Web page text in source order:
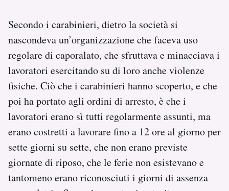
Secondo i carabinieri, dietro la società si
nascondeva un’organizzazione che faceva uso
regolare di caporalato, che sfruttava e minacciava i
lavoratori esercitando su di loro anche violenze
fisiche. Ciò che i carabinieri hanno scoperto, e che
poi ha portato agli ordini di arresto, è che i
lavoratori erano sì tutti regolarmente assunti, ma
erano costretti a lavorare fino a 12 ore al giorno per
sette giorni su sette, che non erano previste
giornate di riposo, che le ferie non esistevano e
tantomeno erano riconosciuti i giorni di assenza